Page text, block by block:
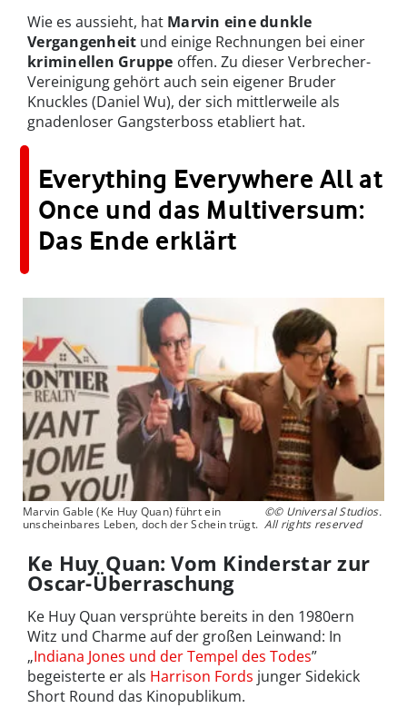
Wie es aussieht, hat Marvin eine dunkle
Vergangenheit und einige Rechnungen bei einer
kriminellen Gruppe offen. Zu dieser Verbrecher-
Vereinigung gehört auch sein eigener Bruder
Knuckles (Daniel Wu), der sich mittlerweile als
gnadenloser Gangsterboss etabliert hat.
Everything Everywhere All at
Once und das Multiversum:
Das Ende erklärt
Marvin Gable (Ke Huy Quan) führt ein
unscheinbares Leben, doch der Schein trügt.
©© Universal Studios.
All rights reserved
Ke Huy Quan: Vom Kinderstar zur
Oscar-Überraschung
Ke Huy Quan versprühte bereits in den 1980ern
Witz und Charme auf der großen Leinwand: In
„Indiana Jones und der Tempel des Todes”
begeisterte er als Harrison Fords junger Sidekick
Short Round das Kinopublikum.